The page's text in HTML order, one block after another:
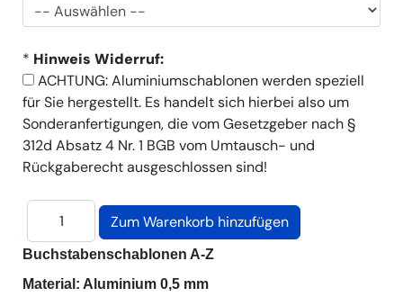
* Hinweis Widerruf:
ACHTUNG: Aluminiumschablonen werden speziell
für Sie hergestellt. Es handelt sich hierbei also um
Sonderanfertigungen, die vom Gesetzgeber nach §
312d Absatz 4 Nr. 1 BGB vom Umtausch- und
Rückgaberecht ausgeschlossen sind!
Buchstabenschablonen A-Z
Material: Aluminium 0,5 mm